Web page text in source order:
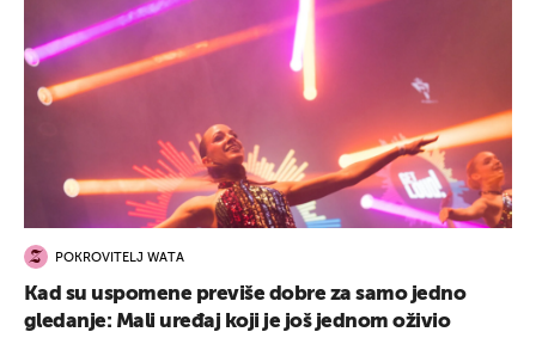
POKROVITELJ WATA
Kad su uspomene previše dobre za samo jedno
gledanje: Mali uređaj koji je još jednom oživio